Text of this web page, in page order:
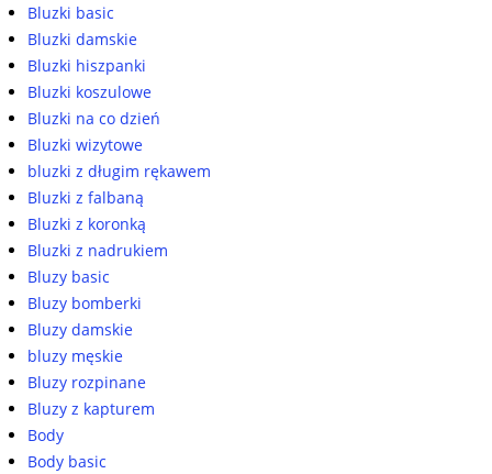
Bluzki basic
Bluzki damskie
Bluzki hiszpanki
Bluzki koszulowe
Bluzki na co dzień
Bluzki wizytowe
bluzki z długim rękawem
Bluzki z falbaną
Bluzki z koronką
Bluzki z nadrukiem
Bluzy basic
Bluzy bomberki
Bluzy damskie
bluzy męskie
Bluzy rozpinane
Bluzy z kapturem
Body
Body basic